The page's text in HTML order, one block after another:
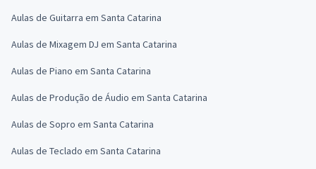
Aulas de Guitarra em Santa Catarina
Aulas de Mixagem DJ em Santa Catarina
Aulas de Piano em Santa Catarina
Aulas de Produção de Áudio em Santa Catarina
Aulas de Sopro em Santa Catarina
Aulas de Teclado em Santa Catarina